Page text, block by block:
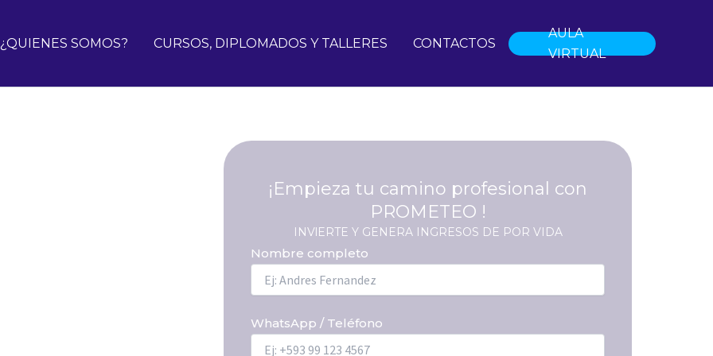
¿QUIENES SOMOS? CURSOS, DIPLOMADOS Y TALLERES CONTACTOS
AULA
VIRTUAL
¡Empieza tu camino profesional con
PROMETEO !
INVlERTE Y GENERA INGRESOS DE POR VIDA
Nombre completo
WhatsApp / Teléfono